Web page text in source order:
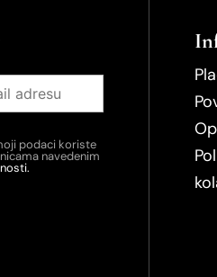
podaci koriste
navedenim